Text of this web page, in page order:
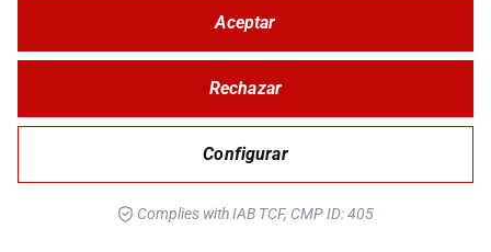
© Copyright 2026 Corver.es
DevelopedbyMOTTO
Configurar
Rechazar
Aceptar
Complies with IAB TCF, CMP ID: 405
Política de Privacidad y Cookies